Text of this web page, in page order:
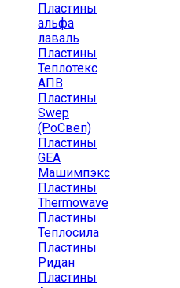
Пластины
альфа
лаваль
Пластины
Теплотекс
АПВ
Пластины
Swep
(РоСвеп)
Пластины
GEA
Машимпэкс
Пластины
Thermowave
Пластины
Теплосила
Пластины
Ридан
Пластины